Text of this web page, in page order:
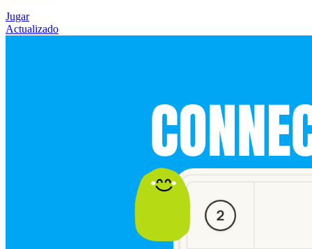
Jugar
Actualizado